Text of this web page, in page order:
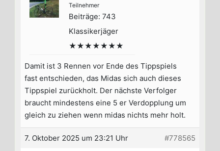
Teilnehmer
Beiträge: 743
Klassikerjäger
★★★★★★★
Damit ist 3 Rennen vor Ende des Tippspiels
fast entschieden, das Midas sich auch dieses
Tippspiel zurückholt. Der nächste Verfolger
braucht mindestens eine 5 er Verdopplung um
gleich zu ziehen wenn midas nichts mehr holt.
7. Oktober 2025 um 23:21 Uhr #778565